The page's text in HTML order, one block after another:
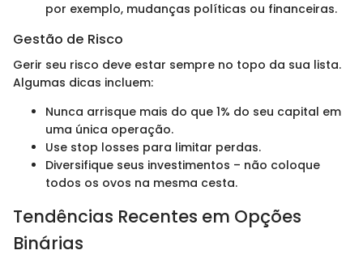
por exemplo, mudanças políticas ou financeiras.
Gestão de Risco
Gerir seu risco deve estar sempre no topo da sua lista.
Algumas dicas incluem:
Nunca arrisque mais do que 1% do seu capital em
uma única operação.
Use stop losses para limitar perdas.
Diversifique seus investimentos – não coloque
todos os ovos na mesma cesta.
Tendências Recentes em Opções
Binárias